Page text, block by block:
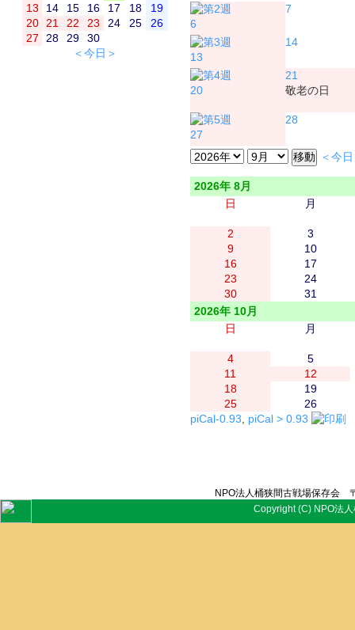
13
14 15 16 17 18
19
20
21 22 23 24 25
26
27
28 29
30
＜今日＞
6
7
13
14
20
21
敬老の日
27
28
＜今
2026年 8月
日
月
2
3
9
10
16
17
23
24
30
31
2026年 10月
日
月
4
5
11
12
18
19
25
26
piCal-0.93, piCal > 0.93
NPO法人桶狭間古戦場保存
Copyright (C) NPO法